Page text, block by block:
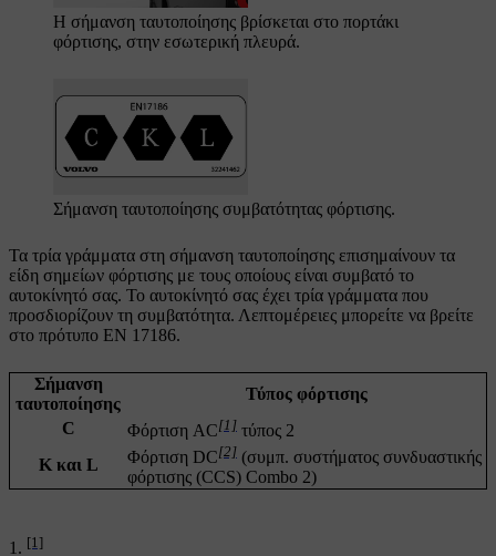
Η σήμανση ταυτοποίησης βρίσκεται στο πορτάκι
φόρτισης, στην εσωτερική πλευρά.
Σήμανση ταυτοποίησης συμβατότητας φόρτισης.
Τα τρία γράμματα στη σήμανση ταυτοποίησης επισημαίνουν τα
είδη σημείων φόρτισης με τους οποίους είναι συμβατό το
αυτοκίνητό σας. Το αυτοκίνητό σας έχει τρία γράμματα που
προσδιορίζουν τη συμβατότητα. Λεπτομέρειες μπορείτε να βρείτε
στο πρότυπο EN 17186.
Σήμανση
ταυτοποίησης
Τύπος φόρτισης
C
Φόρτιση AC[1] τύπος 2
K και L
Φόρτιση DC[2] (συμπ. συστήματος συνδυαστικής
φόρτισης (CCS) Combo 2)
[1]